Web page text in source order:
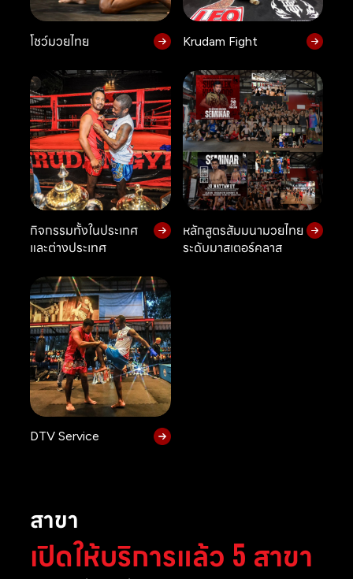
โชว์มวยไทย Krudam Fight
กิจกรรมทั้งในประเทศ
และต่างประเทศ
หลักสูตรสัมมนามวยไทย
ระดับมาสเตอร์คลาส
DTV Service
สาขา
เปิดให้บริการแล้ว 5 สาขา